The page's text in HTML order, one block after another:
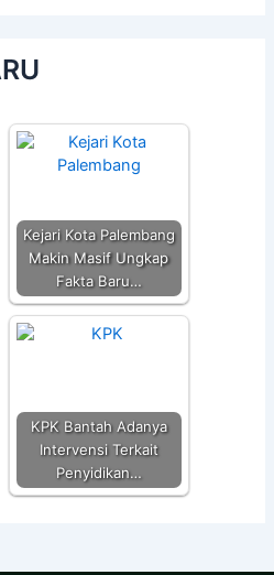
Kejari Kota Palembang
Makin Masif Ungkap
Fakta Baru…
KPK Bantah Adanya
Intervensi Terkait
Penyidikan…